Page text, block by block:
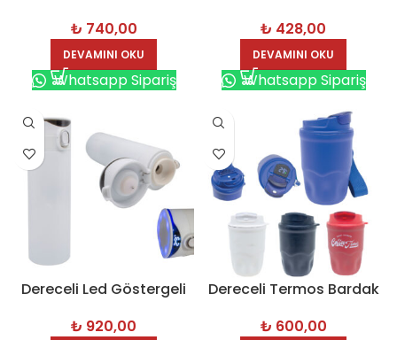
₺ 740,00
DEVAMINI OKU
Whatsapp Sipariş
₺ 428,00
DEVAMINI OKU
Whatsapp Sipariş
Dereceli Led Göstergeli
₺ 920,00
Dereceli Termos Bardak
₺ 600,00